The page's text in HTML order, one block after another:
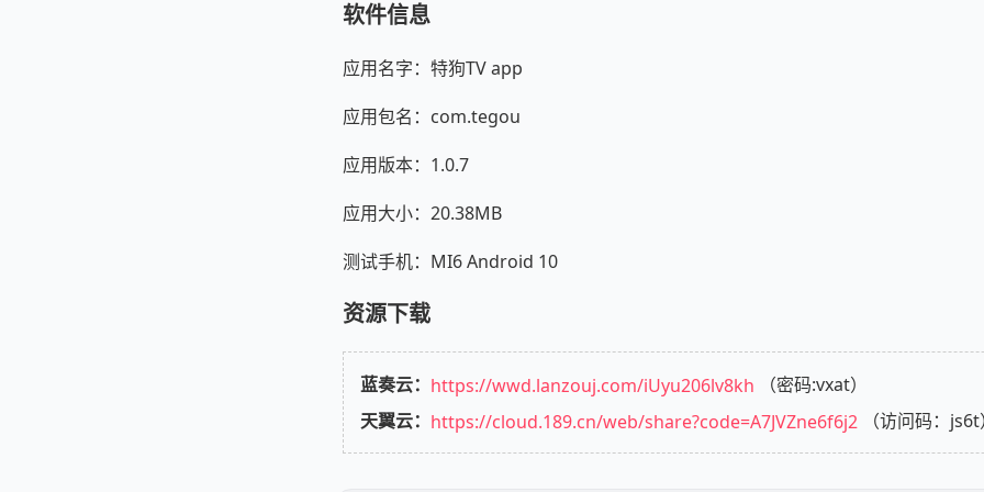
软件信息
应用名字：特狗TV app
应用包名：com.tegou
应用版本：1.0.7
应用大小：20.38MB
测试手机：MI6 Android 10
资源下载
蓝奏云： https://wwd.lanzouj.com/iUyu206lv8kh （密码:vxat）
天翼云： https://cloud.189.cn/web/share?code=A7JVZne6f6j2 （访问码：